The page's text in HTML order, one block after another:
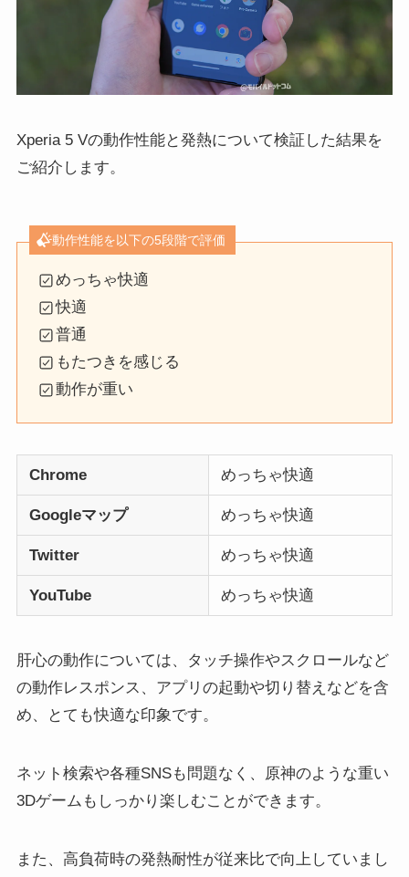
Xperia 5 Vの動作性能と発熱について検証した結果を
ご紹介します。
動作性能を以下の5段階で評価
めっちゃ快適
快適
普通
もたつきを感じる
動作が重い
Chrome めっちゃ快適
Googleマップ めっちゃ快適
Twitter めっちゃ快適
YouTube めっちゃ快適
肝心の動作については、タッチ操作やスクロールなど
の動作レスポンス、アプリの起動や切り替えなどを含
め、とても快適な印象です。
ネット検索や各種SNSも問題なく、原神のような重い
3Dゲームもしっかり楽しむことができます。
また、高負荷時の発熱耐性が従来比で向上していまし